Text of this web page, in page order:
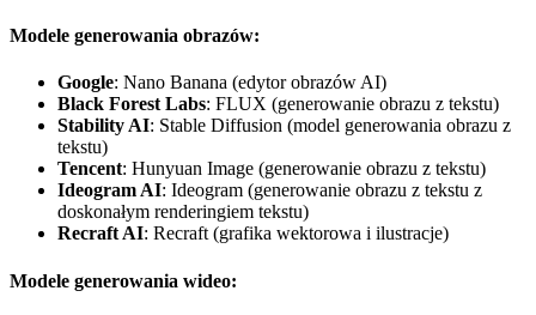
Modele generowania obrazów:
Google: Nano Banana (edytor obrazów AI)
Black Forest Labs: FLUX (generowanie obrazu z tekstu)
Stability AI: Stable Diffusion (model generowania obrazu z
tekstu)
Tencent: Hunyuan Image (generowanie obrazu z tekstu)
Ideogram AI: Ideogram (generowanie obrazu z tekstu z
doskonałym renderingiem tekstu)
Recraft AI: Recraft (grafika wektorowa i ilustracje)
Modele generowania wideo: